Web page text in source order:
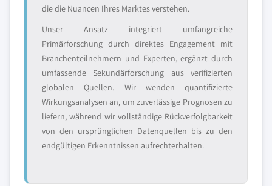
die die Nuancen Ihres Marktes verstehen.
Unser Ansatz integriert umfangreiche
Primärforschung durch direktes Engagement mit
Branchenteilnehmern und Experten, ergänzt durch
umfassende Sekundärforschung aus verifizierten
globalen Quellen. Wir wenden quantifizierte
Wirkungsanalysen an, um zuverlässige Prognosen zu
liefern, während wir vollständige Rückverfolgbarkeit
von den ursprünglichen Datenquellen bis zu den
endgültigen Erkenntnissen aufrechterhalten.